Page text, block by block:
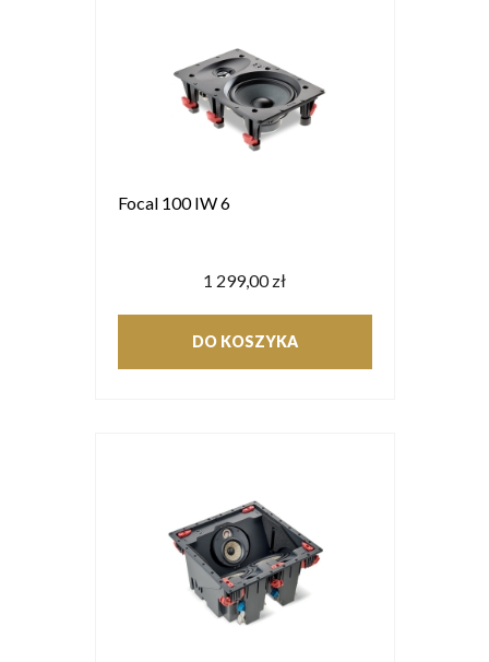
Focal 100 IW 6
1 299,00 zł
DO KOSZYKA